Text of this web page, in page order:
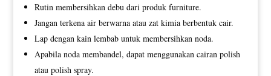
Rutin membersihkan debu dari produk furniture.
Jangan terkena air berwarna atau zat kimia berbentuk cair.
Lap dengan kain lembab untuk membersihkan noda.
Apabila noda membandel, dapat menggunakan cairan polish
atau polish spray.